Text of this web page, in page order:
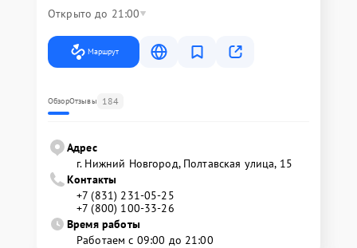
Открыто до 21:00
Маршрут
ОбзорОтзывы 184
Адрес
г. Нижний Новгород, Полтавская улица, 15
Контакты
+7 (831) 231-05-25
+7 (800) 100-33-26
Время работы
Работаем с 09:00 до 21:00